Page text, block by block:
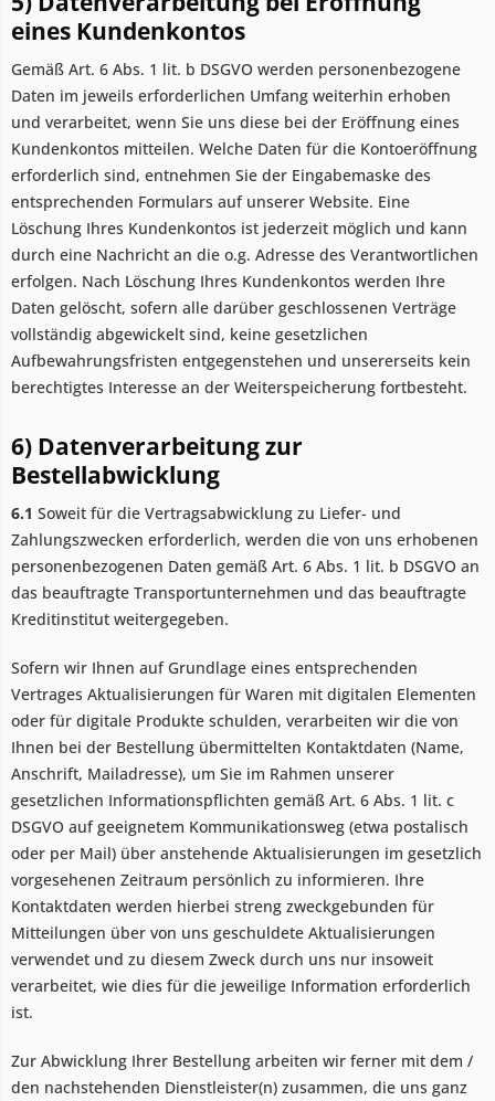
eines Kundenkontos
Gemäß Art. 6 Abs. 1 lit. b DSGVO werden personenbezogene
Daten im jeweils erforderlichen Umfang weiterhin erhoben
und verarbeitet, wenn Sie uns diese bei der Eröffnung eines
Kundenkontos mitteilen. Welche Daten für die Kontoeröffnung
erforderlich sind, entnehmen Sie der Eingabemaske des
entsprechenden Formulars auf unserer Website. Eine
Löschung Ihres Kundenkontos ist jederzeit möglich und kann
durch eine Nachricht an die o.g. Adresse des Verantwortlichen
erfolgen. Nach Löschung Ihres Kundenkontos werden Ihre
Daten gelöscht, sofern alle darüber geschlossenen Verträge
vollständig abgewickelt sind, keine gesetzlichen
Aufbewahrungsfristen entgegenstehen und unsererseits kein
berechtigtes Interesse an der Weiterspeicherung fortbesteht.
6) Datenverarbeitung zur
Bestellabwicklung
6.1 Soweit für die Vertragsabwicklung zu Liefer- und
Zahlungszwecken erforderlich, werden die von uns erhobenen
personenbezogenen Daten gemäß Art. 6 Abs. 1 lit. b DSGVO an
das beauftragte Transportunternehmen und das beauftragte
Kreditinstitut weitergegeben.
Sofern wir Ihnen auf Grundlage eines entsprechenden
Vertrages Aktualisierungen für Waren mit digitalen Elementen
oder für digitale Produkte schulden, verarbeiten wir die von
Ihnen bei der Bestellung übermittelten Kontaktdaten (Name,
Anschrift, Mailadresse), um Sie im Rahmen unserer
gesetzlichen Informationspflichten gemäß Art. 6 Abs. 1 lit. c
DSGVO auf geeignetem Kommunikationsweg (etwa postalisch
oder per Mail) über anstehende Aktualisierungen im gesetzlich
vorgesehenen Zeitraum persönlich zu informieren. Ihre
Kontaktdaten werden hierbei streng zweckgebunden für
Mitteilungen über von uns geschuldete Aktualisierungen
verwendet und zu diesem Zweck durch uns nur insoweit
verarbeitet, wie dies für die jeweilige Information erforderlich
ist.
Zur Abwicklung Ihrer Bestellung arbeiten wir ferner mit dem /
den nachstehenden Dienstleister(n) zusammen, die uns ganz